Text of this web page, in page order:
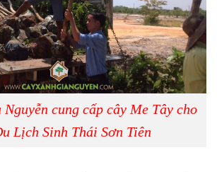
cung cấp cây Me Tây cho
Lịch Sinh Thái Sơn Tiên